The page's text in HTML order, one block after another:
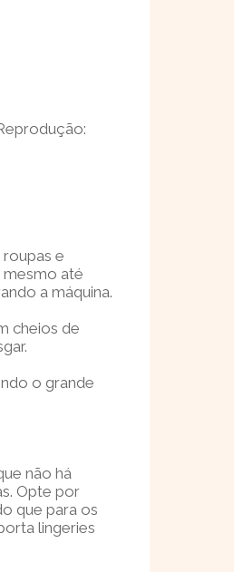
e
mesmo até
a máquina.
cheios de
o grande
não há
Opte por
que para os
lingeries